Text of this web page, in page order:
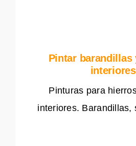
Pintar barandillas
Pinturas para
interiores. Barandillas,